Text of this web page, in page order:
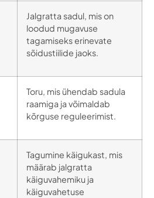
Jalgratta sadul, mis on
loodud mugavuse
tagamiseks erinevate
sõidustiilide jaoks.
Toru, mis ühendab sadula
raamiga ja võimaldab
kõrguse reguleerimist.
Tagumine käigukast, mis
määrab jalgratta
käiguvahemiku ja
käiguvahetuse